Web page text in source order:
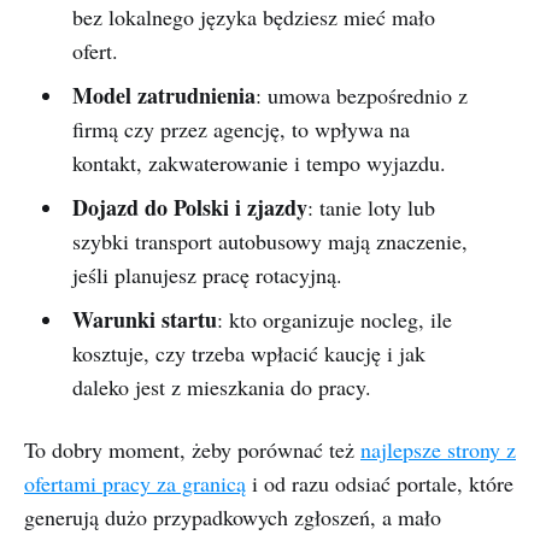
bez lokalnego języka będziesz mieć mało
ofert.
Model zatrudnienia: umowa bezpośrednio z
firmą czy przez agencję, to wpływa na
kontakt, zakwaterowanie i tempo wyjazdu.
Dojazd do Polski i zjazdy: tanie loty lub
szybki transport autobusowy mają znaczenie,
jeśli planujesz pracę rotacyjną.
Warunki startu: kto organizuje nocleg, ile
kosztuje, czy trzeba wpłacić kaucję i jak
daleko jest z mieszkania do pracy.
To dobry moment, żeby porównać też najlepsze strony z
ofertami pracy za granicą i od razu odsiać portale, które
generują dużo przypadkowych zgłoszeń, a mało